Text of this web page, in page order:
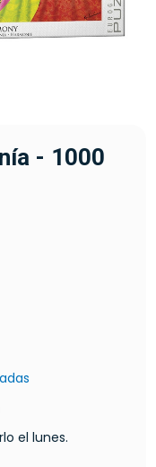
- 1000
el lunes.